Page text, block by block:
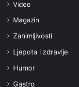
Video
Magazin
Zanimljivosti
Ljepota i zdravlje
Humor
Gastro